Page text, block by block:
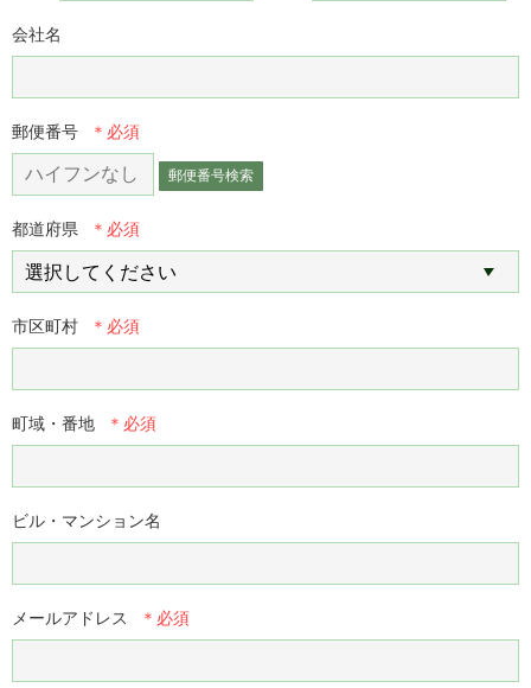
会社名
郵便番号
郵便番号検索
都道府県
市区町村
町域・番地
ビル・マンション名
メールアドレス